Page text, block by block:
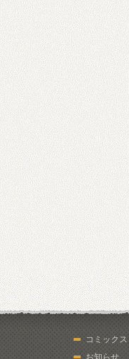
コミックス
お知らせ